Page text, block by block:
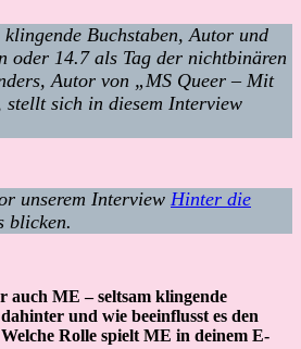
Buchstaben, Autor und
oder 14.7 als Tag der nichtbinären
Autor von „MS Queer – Mit
stellt sich in diesem Interview
unserem Interview Hinter die
blicken.
ME – seltsam klingende
und wie beeinflusst es den
Rolle spielt ME in deinem E-